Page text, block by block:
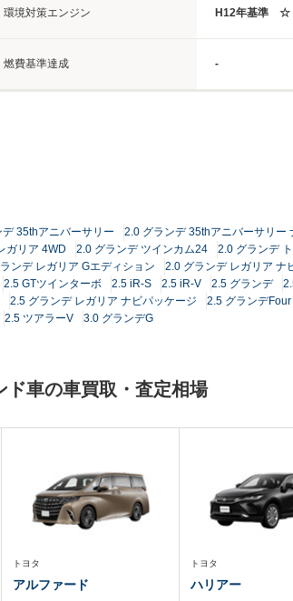
環境対策エンジン H12年基準 ☆
燃費基準達成 -
35thアニバーサリー
2.0 グランデ 35thアニバーサリー
ガリア 4WD 2.0 グランデ ツインカム24 2.0 グランデ
ンデ レガリア Gエディション 2.0 グランデ レガリア ナ
2.5 GTツインターボ 2.5 iR-S 2.5 iR-V 2.5 グランデ
2.5 グランデ レガリア ナビパッケージ 2.5 グランデFour
2.5 ツアラーV 3.0 グランデG
車の車買取・査定相場
トヨタ
アルファード
トヨタ
ハリアー